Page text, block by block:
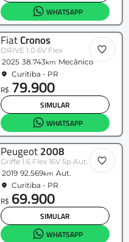
WHATSAPP
Fiat Cronos
DRIVE 1.0 6V Flex
2025 38.743km Mecânico
Curitiba - PR
R$ 79.900
SIMULAR
WHATSAPP
Peugeot 2008
Griffe 1.6 Flex 16V 5p Aut.
2019 92.569km Aut.
Curitiba - PR
R$ 69.900
SIMULAR
WHATSAPP